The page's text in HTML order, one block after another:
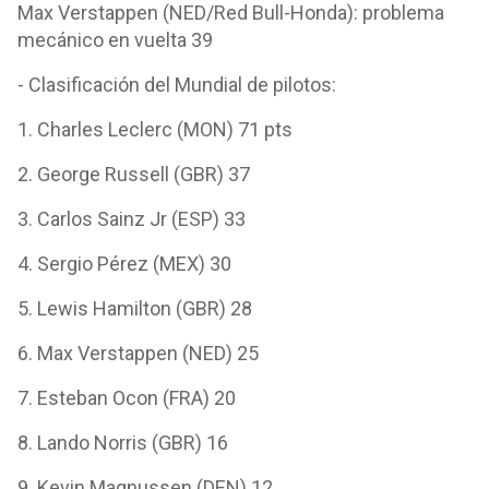
Max Verstappen (NED/Red Bull-Honda): problema
mecánico en vuelta 39
- Clasificación del Mundial de pilotos:
1. Charles Leclerc (MON) 71 pts
2. George Russell (GBR) 37
3. Carlos Sainz Jr (ESP) 33
4. Sergio Pérez (MEX) 30
5. Lewis Hamilton (GBR) 28
6. Max Verstappen (NED) 25
7. Esteban Ocon (FRA) 20
8. Lando Norris (GBR) 16